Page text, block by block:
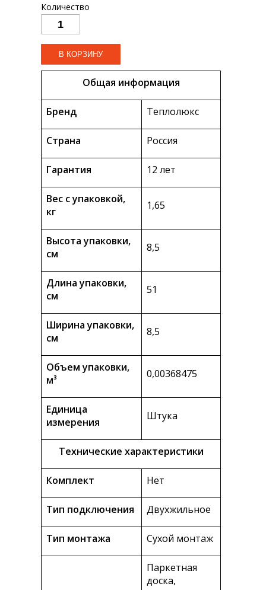
Количество
Общая информация
Бренд Теплолюкс
Страна Россия
Гарантия 12 лет
Вес с упаковкой,
кг
1,65
Высота упаковки,
см
8,5
Длина упаковки,
см
51
Ширина упаковки,
см
8,5
Объем упаковки,
м³
0,00368475
Единица
измерения
Штука
Технические характеристики
Комплект Нет
Тип подключения Двухжильное
Тип монтажа Сухой монтаж
Паркетная
доска,